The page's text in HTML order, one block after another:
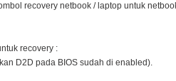
recovery netbook / laptop untuk
recovery :
D2D pada BIOS sudah di enabled).